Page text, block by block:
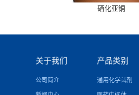
硒化亚铜
关于我们
公司简介
产品类别
通用化学试剂